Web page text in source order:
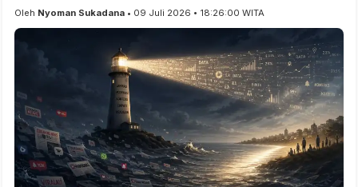
Oleh Nyoman Sukadana • 09 Juli 2026 • 18:26:00 WITA